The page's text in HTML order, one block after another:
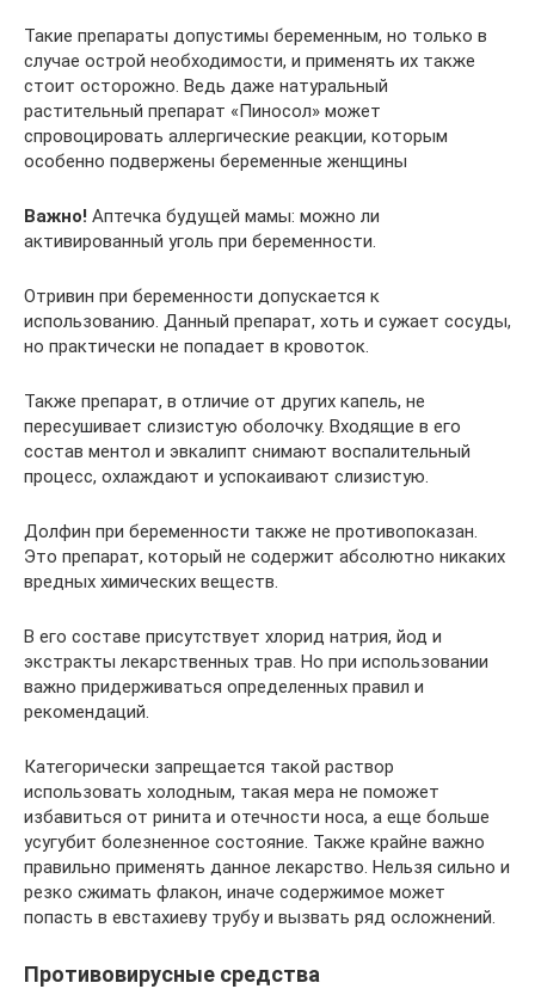
Такие препараты допустимы беременным, но только в
случае острой необходимости, и применять их также
стоит осторожно. Ведь даже натуральный
растительный препарат «Пиносол» может
спровоцировать аллергические реакции, которым
особенно подвержены беременные женщины
Важно! Аптечка будущей мамы: можно ли
активированный уголь при беременности.
Отривин при беременности допускается к
использованию. Данный препарат, хоть и сужает сосуды,
но практически не попадает в кровоток.
Также препарат, в отличие от других капель, не
пересушивает слизистую оболочку. Входящие в его
состав ментол и эвкалипт снимают воспалительный
процесс, охлаждают и успокаивают слизистую.
Долфин при беременности также не противопоказан.
Это препарат, который не содержит абсолютно никаких
вредных химических веществ.
В его составе присутствует хлорид натрия, йод и
экстракты лекарственных трав. Но при использовании
важно придерживаться определенных правил и
рекомендаций.
Категорически запрещается такой раствор
использовать холодным, такая мера не поможет
избавиться от ринита и отечности носа, а еще больше
усугубит болезненное состояние. Также крайне важно
правильно применять данное лекарство. Нельзя сильно и
резко сжимать флакон, иначе содержимое может
попасть в евстахиеву трубу и вызвать ряд осложнений.
Противовирусные средства